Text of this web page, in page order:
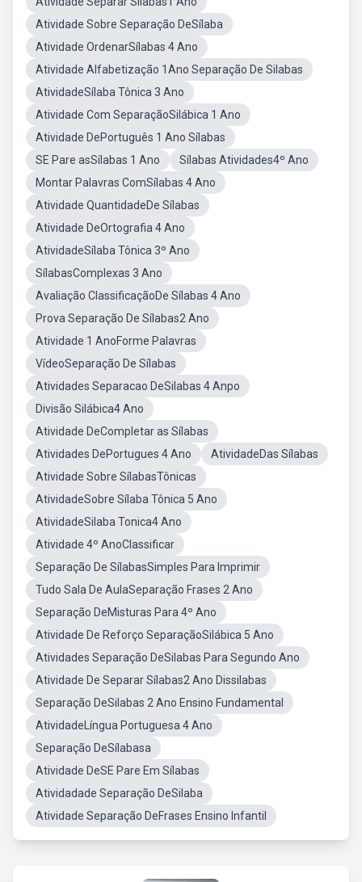
Atividade Sobre Separação DeSílaba
Atividade OrdenarSílabas 4 Ano
Atividade Alfabetização 1Ano Separação De Silabas
AtividadeSílaba Tônica 3 Ano
Atividade Com SeparaçãoSilábica 1 Ano
Atividade DePortuguês 1 Ano Sílabas
SE Pare asSílabas 1 Ano
Sílabas Atividades4º Ano
Montar Palavras ComSílabas 4 Ano
Atividade QuantidadeDe Sílabas
Atividade DeOrtografia 4 Ano
AtividadeSílaba Tônica 3º Ano
SílabasComplexas 3 Ano
Avaliação ClassificaçãoDe Sílabas 4 Ano
Prova Separação De Sílabas2 Ano
Atividade 1 AnoForme Palavras
VídeoSeparação De Sílabas
Atividades Separacao DeSilabas 4 Anpo
Divisão Silábica4 Ano
Atividade DeCompletar as Sílabas
Atividades DePortugues 4 Ano
AtividadeDas Sílabas
Atividade Sobre SílabasTônicas
AtividadeSobre Sílaba Tônica 5 Ano
AtividadeSilaba Tonica4 Ano
Atividade 4º AnoClassificar
Separação De SílabasSimples Para Imprimir
Tudo Sala De AulaSeparação Frases 2 Ano
Separação DeMisturas Para 4º Ano
Atividade De Reforço SeparaçãoSilábica 5 Ano
Atividades Separação DeSilabas Para Segundo Ano
Atividade De Separar Sílabas2 Ano Dissilabas
Separação DeSilabas 2 Ano Ensino Fundamental
AtividadeLíngua Portuguesa 4 Ano
Separação DeSílabasa
Atividade DeSE Pare Em Sílabas
Atividadade Separação DeSilaba
Atividade Separação DeFrases Ensino Infantil